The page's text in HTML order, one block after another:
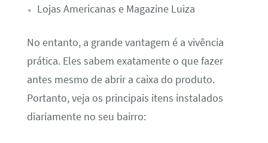
Lojas Americanas e Magazine Luiza
No entanto, a grande vantagem é a vivência
prática. Eles sabem exatamente o que fazer
antes mesmo de abrir a caixa do produto.
Portanto, veja os principais itens instalados
diariamente no seu bairro: